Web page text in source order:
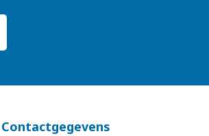
Contactgegevens